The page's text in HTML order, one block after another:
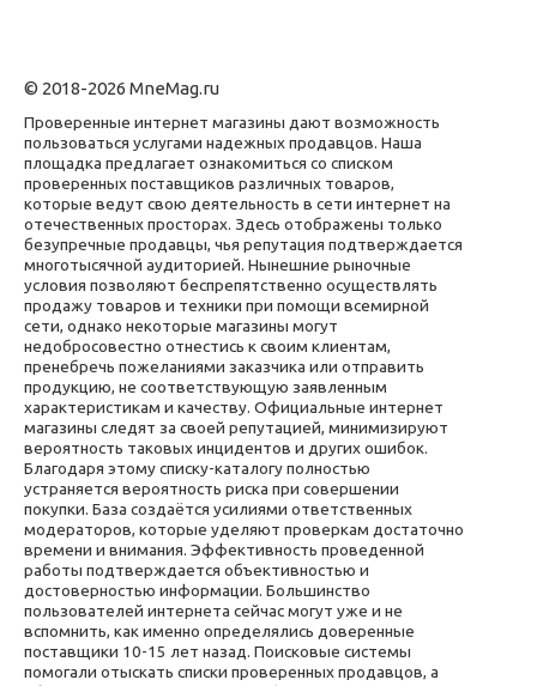
© 2018-2026 MneMag.ru
Проверенные интернет магазины дают возможность
пользоваться услугами надежных продавцов. Наша
площадка предлагает ознакомиться со списком
проверенных поставщиков различных товаров,
которые ведут свою деятельность в сети интернет на
отечественных просторах. Здесь отображены только
безупречные продавцы, чья репутация подтверждается
многотысячной аудиторией. Нынешние рыночные
условия позволяют беспрепятственно осуществлять
продажу товаров и техники при помощи всемирной
сети, однако некоторые магазины могут
недобросовестно отнестись к своим клиентам,
пренебречь пожеланиями заказчика или отправить
продукцию, не соответствующую заявленным
характеристикам и качеству. Официальные интернет
магазины следят за своей репутацией, минимизируют
вероятность таковых инцидентов и других ошибок.
Благодаря этому списку-каталогу полностью
устраняется вероятность риска при совершении
покупки. База создаётся усилиями ответственных
модераторов, которые уделяют проверкам достаточно
времени и внимания. Эффективность проведенной
работы подтверждается объективностью и
достоверностью информации. Большинство
пользователей интернета сейчас могут уже и не
вспомнить, как именно определялись доверенные
поставщики 10-15 лет назад. Поисковые системы
помогали отыскать списки проверенных продавцов, а